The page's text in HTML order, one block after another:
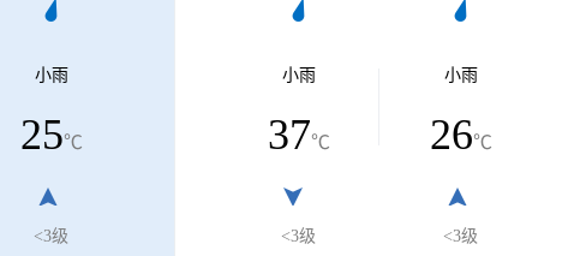
小雨
25℃
<3级
小雨
37℃
<3级
小雨
26℃
<3级